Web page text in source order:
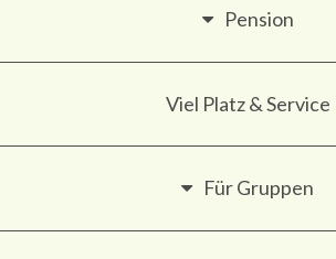
Pension
Viel Platz & Service
Für Gruppen